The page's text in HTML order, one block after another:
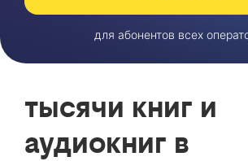
для абонентов всех
тысячи книг и
аудиокниг в